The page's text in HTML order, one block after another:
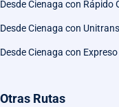
Desde Cienaga con Rápido
Desde Cienaga con
Desde Cienaga con Expreso
Otras Rutas